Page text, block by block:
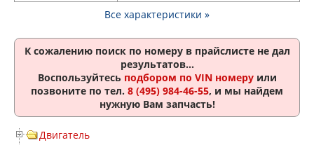
Все характеристики »
К сожалению поиск по номеру в прайслисте не дал
результатов...
Воспользуйтесь подбором по VIN номеруили
позвоните по тел. 8 (495) 984-46-55, и мы найдем
нужную Вам запчасть!
Двигатель